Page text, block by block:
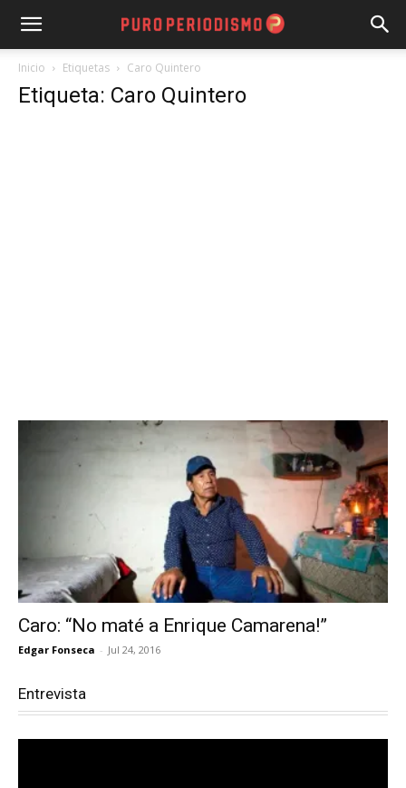
Inicio Etiquetas Caro Quintero
Etiqueta: Caro Quintero
Caro: “No maté a Enrique Camarena!”
Edgar Fonseca - Jul 24, 2016
Entrevista